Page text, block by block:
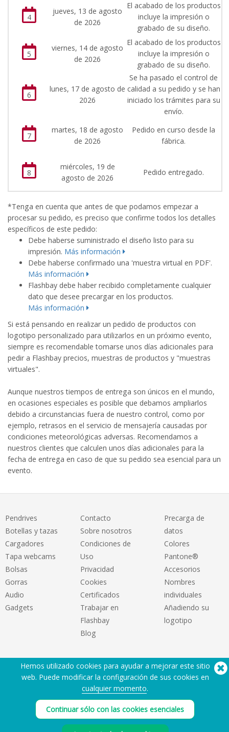
4
jueves, 13 de agosto
de 2026
El acabado de los productos
incluye la impresión o
grabado de su diseño.
5
viernes, 14 de agosto
de 2026
El acabado de los productos
incluye la impresión o
grabado de su diseño.
6
lunes, 17 de agosto de
2026
Se ha pasado el control de
calidad a su pedido y se han
iniciado los trámites para su
envío.
7
martes, 18 de agosto
de 2026
Pedido en curso desde la
fábrica.
8
miércoles, 19 de
agosto de 2026
Pedido entregado.
*Tenga en cuenta que antes de que podamos empezar a
procesar su pedido, es preciso que confirme todos los detalles
específicos de este pedido:
Debe haberse suministrado el diseño listo para su
impresión. Más información
Debe haberse confirmado una 'muestra virtual en PDF'.
Más información
Flashbay debe haber recibido completamente cualquier
dato que desee precargar en los productos.
Más información
Si está pensando en realizar un pedido de productos con
logotipo personalizado para utilizarlos en un próximo evento,
siempre es recomendable tomarse unos días adicionales para
pedir a Flashbay precios, muestras de productos y "muestras
virtuales".
Aunque nuestros tiempos de entrega son únicos en el mundo,
en ocasiones especiales es posible que debamos ampliarlos
debido a circunstancias fuera de nuestro control, como por
ejemplo, retrasos en el servicio de mensajería causadas por
condiciones meteorológicas adversas. Recomendamos a
nuestros clientes que calculen unos días adicionales para la
fecha de entrega en caso de que su pedido sea esencial para un
evento.
Pendrives
Botellas y tazas
Cargadores
Tapa webcams
Bolsas
Gorras
Audio
Gadgets
Contacto
Sobre nosotros
Condiciones de
Uso
Privacidad
Cookies
Certificados
Trabajar en
Flashbay
Blog
Precarga de
datos
Colores
Pantone®
Accesorios
Nombres
individuales
Añadiendo su
logotipo
¿Necesita ayuda? Tlf:(650) 938-3500 (US)
Copyright © 2026 Flashbay
Hemos utilizado cookies para ayudar a mejorar este sitio
web. Puede modificar la configuración de sus cookies en
cualquier momento.
Continuar sólo con las cookies esenciales